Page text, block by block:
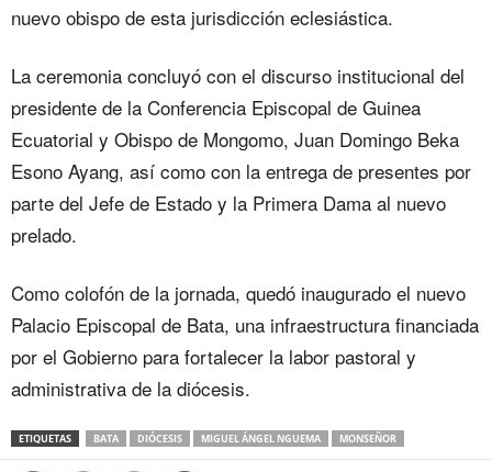
nuevo obispo de esta jurisdicción eclesiástica.
La ceremonia concluyó con el discurso institucional del
presidente de la Conferencia Episcopal de Guinea
Ecuatorial y Obispo de Mongomo, Juan Domingo Beka
Esono Ayang, así como con la entrega de presentes por
parte del Jefe de Estado y la Primera Dama al nuevo
prelado.
Como colofón de la jornada, quedó inaugurado el nuevo
Palacio Episcopal de Bata, una infraestructura financiada
por el Gobierno para fortalecer la labor pastoral y
administrativa de la diócesis.
ETIQUETAS BATA DIÓCESIS MIGUEL ÁNGEL NGUEMA MONSEÑOR